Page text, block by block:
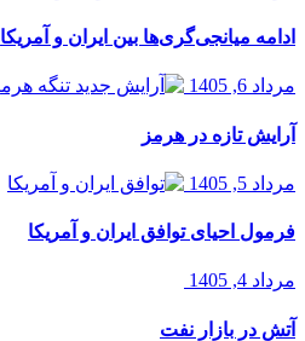
ادامه میانجی‌گری‌ها بین ایران و آمریکا
مرداد 6, 1405
آرایش تازه در هرمز
مرداد 5, 1405
فرمول احیای توافق ایران و آمریکا
مرداد 4, 1405
آتش در بازار نفت